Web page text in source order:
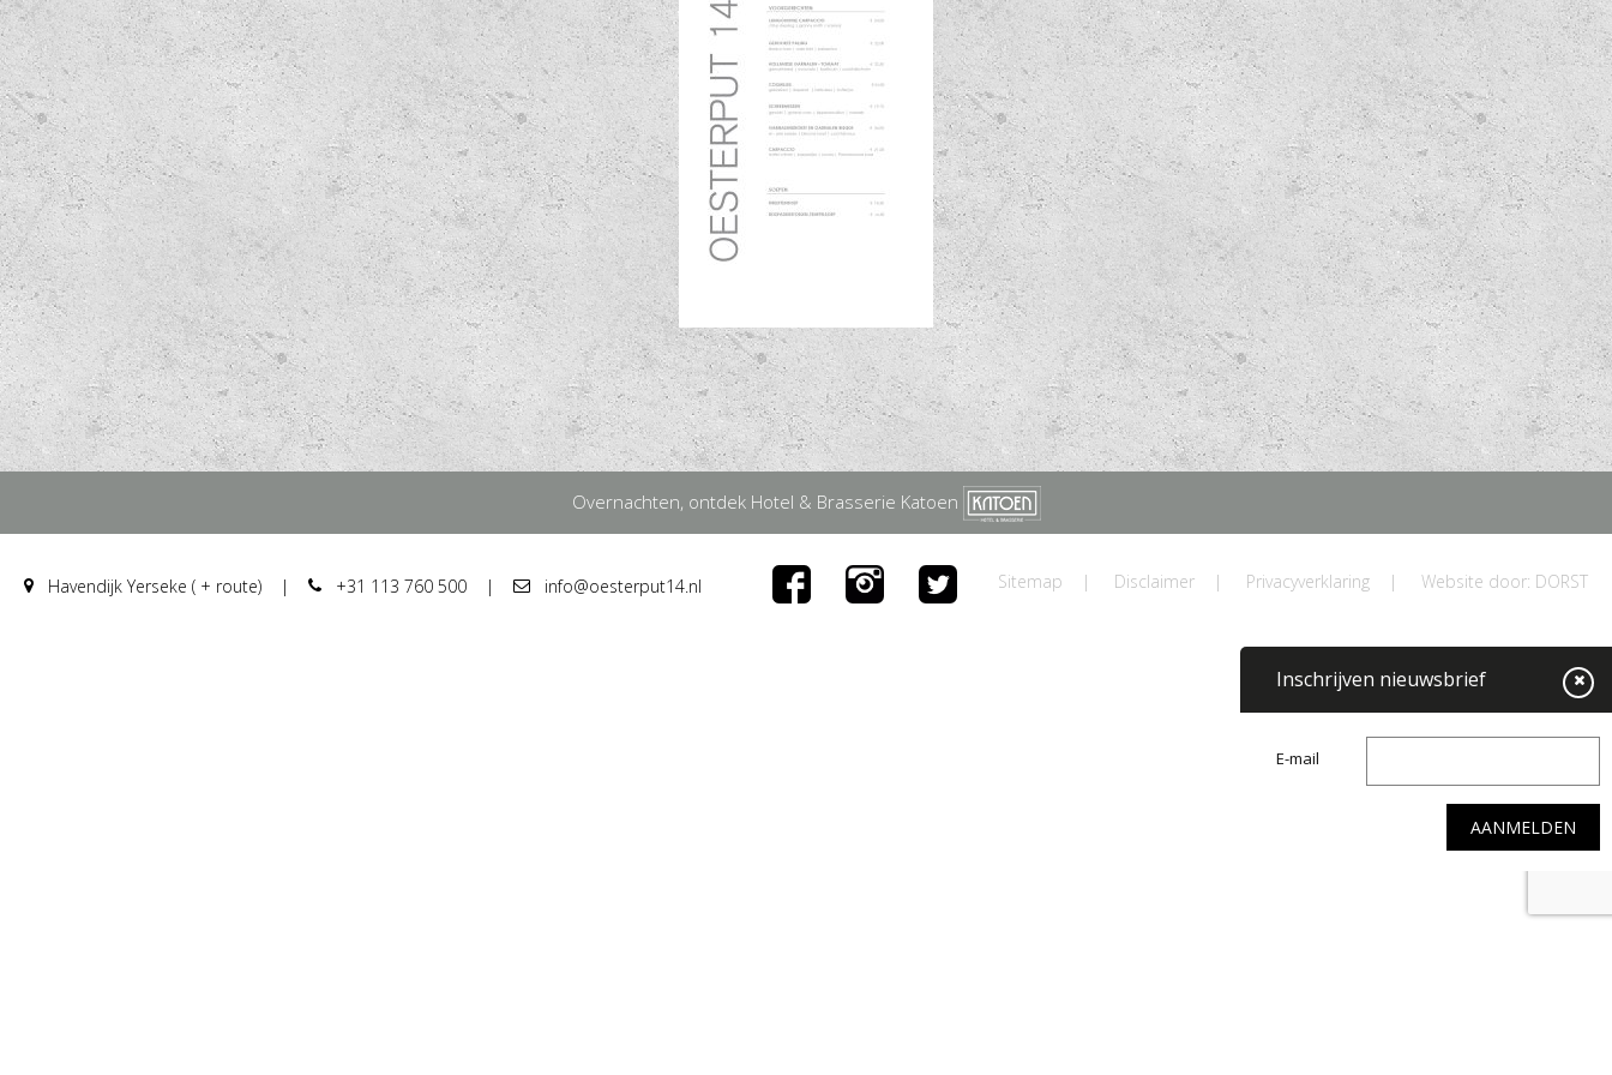
Overnachten, ontdek Hotel & Brasserie Katoen
Inschrijven nieuwsbrief
E-mail
Havendijk Yerseke ( + route) | +31 113 760 500 | info@oesterput14.nl Sitemap | Disclaimer | Privacyverklaring | Website door: DORST